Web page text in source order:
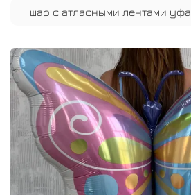
шар с атласными лентами уфа